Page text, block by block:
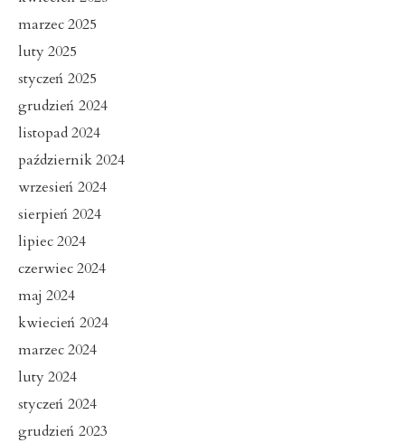
marzec 2025
luty 2025
styczeń 2025
grudzień 2024
listopad 2024
październik 2024
wrzesień 2024
sierpień 2024
lipiec 2024
czerwiec 2024
maj 2024
kwiecień 2024
marzec 2024
luty 2024
styczeń 2024
grudzień 2023